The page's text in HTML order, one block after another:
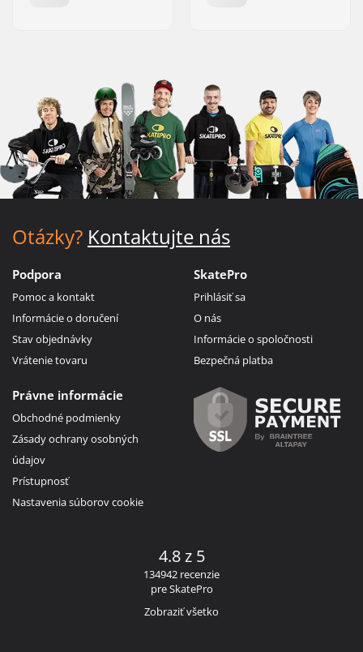
Otázky? Kontaktujte nás
Podpora
Pomoc a kontakt
Informácie o doručení
Stav objednávky
Vrátenie tovaru
SkatePro
Prihlásiť sa
O nás
Informácie o spoločnosti
Bezpečná platba
Právne informácie
Obchodné podmienky
Zásady ochrany osobných
údajov
Prístupnosť
Nastavenia súborov cookie
4.8 z 5
134942 recenzie
pre SkatePro
Zobraziť všetko